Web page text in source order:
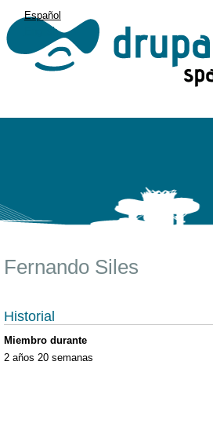
Español
English
Fernando Siles
Historial
Miembro durante
2 años 20 semanas